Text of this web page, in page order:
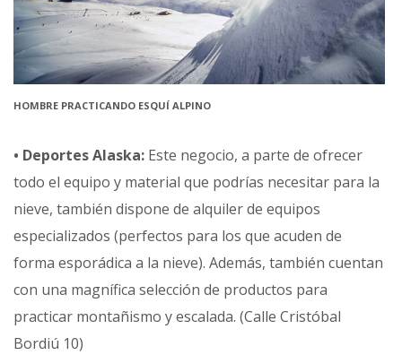
HOMBRE PRACTICANDO ESQUÍ ALPINO
• Deportes Alaska: Este negocio, a parte de ofrecer
todo el equipo y material que podrías necesitar para la
nieve, también dispone de alquiler de equipos
especializados (perfectos para los que acuden de
forma esporádica a la nieve). Además, también cuentan
con una magnífica selección de productos para
practicar montañismo y escalada. (Calle Cristóbal
Bordiú 10)